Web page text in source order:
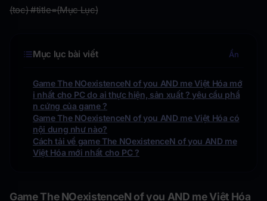
(toc) #title=(Mục Lục)
Mục lục bài viết Ẩn
Game The NOexistenceN of you AND me Việt Hóa mớ
i nhất cho PC do ai thực hiện, sản xuất ? yêu cầu phầ
n cứng của game ?
Game The NOexistenceN of you AND me Việt Hóa có
nội dung như nào?
Cách tải về game The NOexistenceN of you AND me
Việt Hóa mới nhất cho PC ?
Game The NOexistenceN of you AND me Việt Hóa